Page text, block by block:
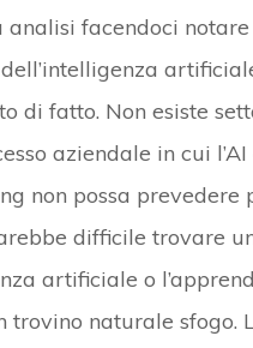
analisi facendoci notare
dell’intelligenza
di fatto. Non esiste
aziendale in cui l’AI
non possa prevedere
difficile trovare
artificiale o
trovino naturale sfogo.